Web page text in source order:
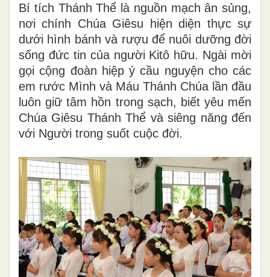
Bí tích Thánh Thể là nguồn mạch ân sủng,
nơi chính Chúa Giêsu hiện diện thực sự
dưới hình bánh và rượu để nuôi dưỡng đời
sống đức tin của người Kitô hữu. Ngài mời
gọi cộng đoàn hiệp ý cầu nguyện cho các
em rước Mình và Máu Thánh Chúa lần đầu
luôn giữ tâm hồn trong sạch, biết yêu mến
Chúa Giêsu Thánh Thể và siêng năng đến
với Người trong suốt cuộc đời.